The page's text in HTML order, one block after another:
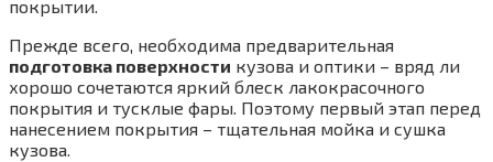
покрытии.
Прежде всего, необходима предварительная
подготовка поверхности кузова и оптики – вряд ли
хорошо сочетаются яркий блеск лакокрасочного
покрытия и тусклые фары. Поэтому первый этап перед
нанесением покрытия – тщательная мойка и сушка
кузова.